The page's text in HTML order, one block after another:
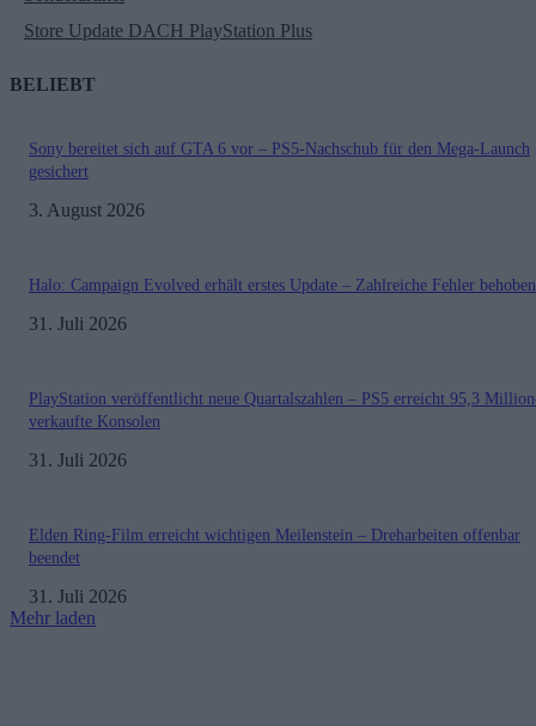
Store Update DACH PlayStation Plus
BELIEBT
Sony bereitet sich auf GTA 6 vor – PS5-Nachschub für den Mega-Launch
gesichert
3. August 2026
Halo: Campaign Evolved erhält erstes Update – Zahlreiche Fehler behoben
31. Juli 2026
PlayStation veröffentlicht neue Quartalszahlen – PS5 erreicht 95,3
verkaufte Konsolen
31. Juli 2026
Elden Ring-Film erreicht wichtigen Meilenstein – Dreharbeiten offenbar
beendet
31. Juli 2026
Mehr laden